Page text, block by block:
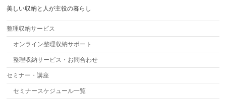
美しい収納と人が主役の暮らし
整理収納サービス
オンライン整理収納サポート
整理収納サービス・お問合わせ
セミナー・講座
セミナースケジュール一覧